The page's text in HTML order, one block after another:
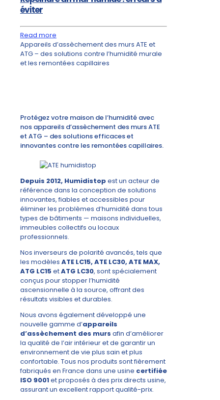
éviter
Read more
Appareils d’assèchement des murs ATE et
ATG – des solutions contre l’humidité murale
et les remontées capillaires
Protégez votre maison de l’humidité avec
nos appareils d’assèchement des murs ATE
et ATG – des solutions efficaces et
innovantes contre les remontées capillaires.
Depuis 2012, Humidistop est un acteur de
référence dans la conception de solutions
innovantes, fiables et accessibles pour
éliminer les problèmes d’humidité dans tous
types de bâtiments — maisons individuelles,
immeubles collectifs ou locaux
professionnels.
Nos inverseurs de polarité avancés, tels que
les modèles ATE LC15, ATE LC30, ATE MAX,
ATG LC15 etATG LC30, sont spécialement
conçus pour stopper l’humidité
ascensionnelle à la source, offrant des
résultats visibles et durables.
Nous avons également développé une
nouvelle gamme d’appareils
d’assèchement des murs afin d’améliorer
la qualité de l’air intérieur et de garantir un
environnement de vie plus sain et plus
confortable. Tous nos produits sont fièrement
fabriqués en France dans une usine certifiée
ISO 9001et proposés à des prix directs usine,
assurant un excellent rapport qualité-prix.